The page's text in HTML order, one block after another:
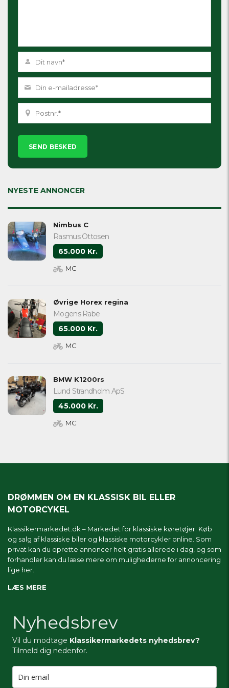
Please
leave
empty.
NYESTE ANNONCER
Nimbus C
Rasmus Ottosen
65.000 Kr.
MC
Øvrige Horex regina
Mogens Rabe
65.000 Kr.
MC
BMW K1200rs
Lund Strandholm ApS
45.000 Kr.
MC
DRØMMEN OM EN KLASSISK BIL ELLER
MOTORCYKEL
Klassikermarkedet.dk – Markedet for klassiske køretøjer. Køb
og salg af klassiske biler og klassiske motorcykler online. Som
privat kan du oprette annoncer helt gratis allerede i dag, og som
forhandler kan du læse mere om mulighederne for annoncering
lige her.
LÆS MERE
Nyhedsbrev
Vil du modtage Klassikermarkedets nyhedsbrev?
Tilmeld dig nedenfor.